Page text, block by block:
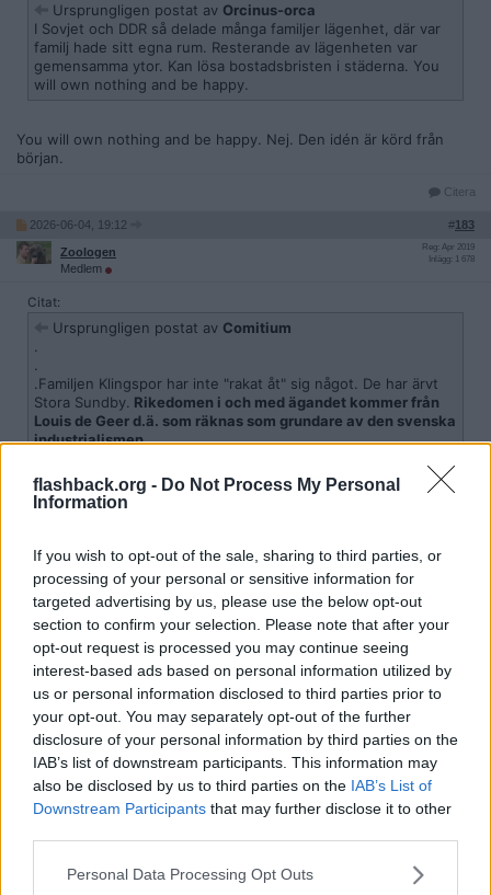
flashback.org - Do Not Process My Personal
Information
If you wish to opt-out of the sale, sharing to third parties, or
processing of your personal or sensitive information for
targeted advertising by us, please use the below opt-out
section to confirm your selection. Please note that after your
opt-out request is processed you may continue seeing
interest-based ads based on personal information utilized by
us or personal information disclosed to third parties prior to
your opt-out. You may separately opt-out of the further
disclosure of your personal information by third parties on the
IAB’s list of downstream participants. This information may
also be disclosed by us to third parties on the IAB’s List of
Downstream Participants that may further disclose it to other
Personal Data Processing Opt Outs
Ursprungligen postat av Orcinus-orca
I Sovjet och DDR så delade många familjer lägenhet, där var
familj hade sitt egna rum. Resterande av lägenheten var
gemensamma ytor. Kan lösa bostadsbristen i städerna. You
will own nothing and be happy.
You will own nothing and be happy. Nej. Den idén är körd från
början.
Citera
2026-06-04, 19:12 #183
Zoologen
Medlem
Reg: Apr 2019
Inlägg: 1 678
Citat:
Ursprungligen postat av Comitium
.Familjen Klingspor har inte "rakat åt" sig något. De har ärvt
Stora Sundby. Rikedomen i och med ägandet kommer från
Louis de Geer d.ä. som räknas som grundare av den svenska
industrialismen.
Louis de Geer flyttade till Sverige 1641 och byggde upp den
svenska vapen- och järnindustrin. Genom att rekrytera
hantverksskickliga valloner introducerade han nya
kanonproducent. Det var alltså som industrialist som de Geer
skapade sin enorma förmögennhet.
Stora Sundby ägdes i flera hundra år av släkten Sparre. När
den grenen av Sparre dog ut i början av 1800-talet köptes
Stora Sundby av greve Carl De Geer. Hans pengar till köpet
kom förstås från Louis de Geer d.ä. Carl De Geer och hans
hustru lät därefter bygga om godset till det sagoslott som
står där idag. År 1888 gifte sig arvtagerskan Louise
Silfverschiöld, som var Carl och Ulrika De Geers
barnbarnsbarn, med Carl Klingspor. Genom detta äktenskap
övergick Stora Sundby till familjen Klingspor.
.
…[ Visa mer ]
Vad bra, då hade jag fel i det här fallet.
2026-06-04, 20:11
Comitium
Medlem
Reg: Apr 2020
Inlägg: 5 630
Vad bra, då hade jag fel i det här fallet.